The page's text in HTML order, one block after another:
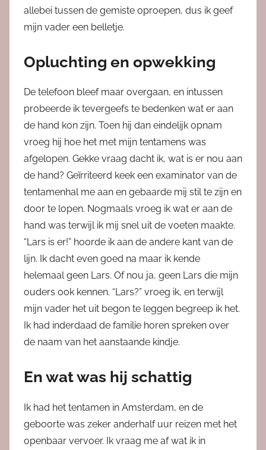
allebei tussen de gemiste oproepen, dus ik geef
mijn vader een belletje.
Opluchting en opwekking
De telefoon bleef maar overgaan, en intussen
probeerde ik tevergeefs te bedenken wat er aan
de hand kon zijn. Toen hij dan eindelijk opnam
vroeg hij hoe het met mijn tentamens was
afgelopen. Gekke vraag dacht ik, wat is er nou aan
de hand? Geïrriteerd keek een examinator van de
tentamenhal me aan en gebaarde mij stil te zijn en
door te lopen. Nogmaals vroeg ik wat er aan de
hand was terwijl ik mij snel uit de voeten maakte.
“Lars is er!” hoorde ik aan de andere kant van de
lijn. Ik dacht even goed na maar ik kende
helemaal geen Lars. Of nou ja, geen Lars die mijn
ouders ook kennen. “Lars?” vroeg ik, en terwijl
mijn vader het uit begon te leggen begreep ik het.
Ik had inderdaad de familie horen spreken over
de naam van het aanstaande kindje.
En wat was hij schattig
Ik had het tentamen in Amsterdam, en de
geboorte was zeker anderhalf uur reizen met het
openbaar vervoer. Ik vraag me af wat ik in